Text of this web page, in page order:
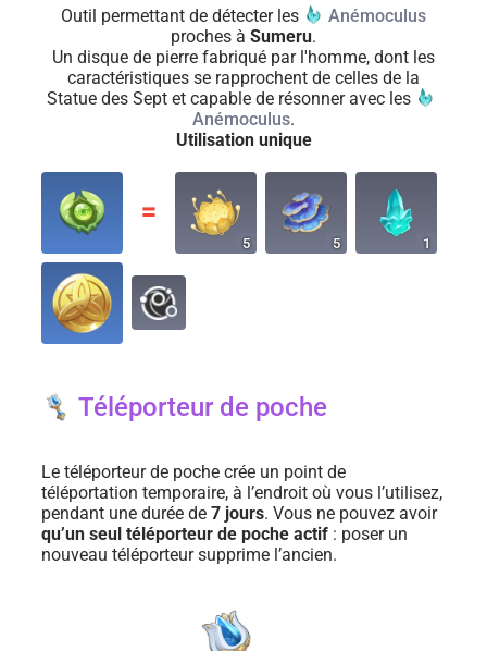
Outil permettant de détecter les
Anémoculus
proches à Sumeru.
Un disque de pierre fabriqué par l'homme, dont les
caractéristiques se rapprochent de celles de la
Statue des Sept et capable de résonner avec les
Anémoculus.
Utilisation unique
〓
5 5 1
Téléporteur de poche
Le téléporteur de poche crée un point de
téléportation temporaire, à l’endroit où vous l’utilisez,
pendant une durée de 7 jours. Vous ne pouvez avoir
qu’un seul téléporteur de poche actif : poser un
nouveau téléporteur supprime l’ancien.